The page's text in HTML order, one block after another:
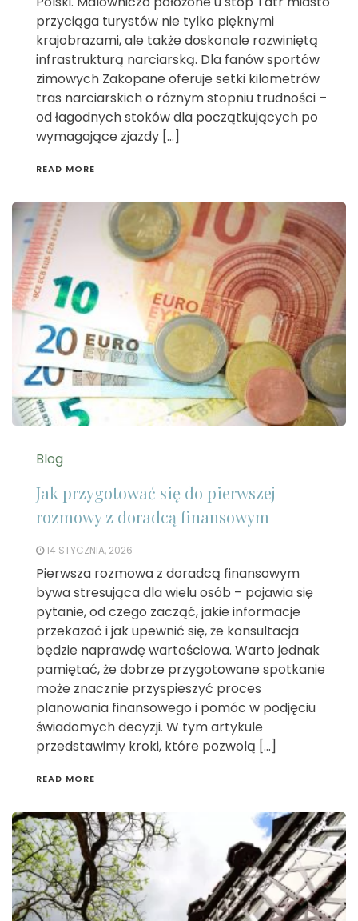
przyciąga turystów nie tylko pięknymi
krajobrazami, ale także doskonale rozwiniętą
infrastrukturą narciarską. Dla fanów sportów
zimowych Zakopane oferuje setki kilometrów
tras narciarskich o różnym stopniu trudności –
od łagodnych stoków dla początkujących po
wymagające zjazdy […]
READ MORE
Blog
Jak przygotować się do pierwszej
rozmowy z doradcą finansowym
14 STYCZNIA, 2026
Pierwsza rozmowa z doradcą finansowym
bywa stresująca dla wielu osób – pojawia się
pytanie, od czego zacząć, jakie informacje
przekazać i jak upewnić się, że konsultacja
będzie naprawdę wartościowa. Warto jednak
pamiętać, że dobrze przygotowane spotkanie
może znacznie przyspieszyć proces
planowania finansowego i pomóc w podjęciu
świadomych decyzji. W tym artykule
przedstawimy kroki, które pozwolą […]
READ MORE